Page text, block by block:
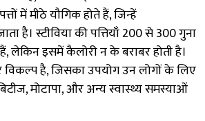
में मीठे यौगिक होते हैं,जिन्हें
है। स्टीविया की पत्तियाँ200से300गुना
,लेकिन इसमें कैलोरी न के बराबर होती है।
विकल्प है,जिसका उपयोग उन लोगों के लिए
,मोटापा,और अन्य स्वास्थ्य समस्याओं